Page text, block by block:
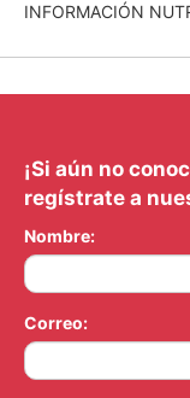
INFORMACIÓN
¡Si aún no
regístrate a
Nombre:
Correo: